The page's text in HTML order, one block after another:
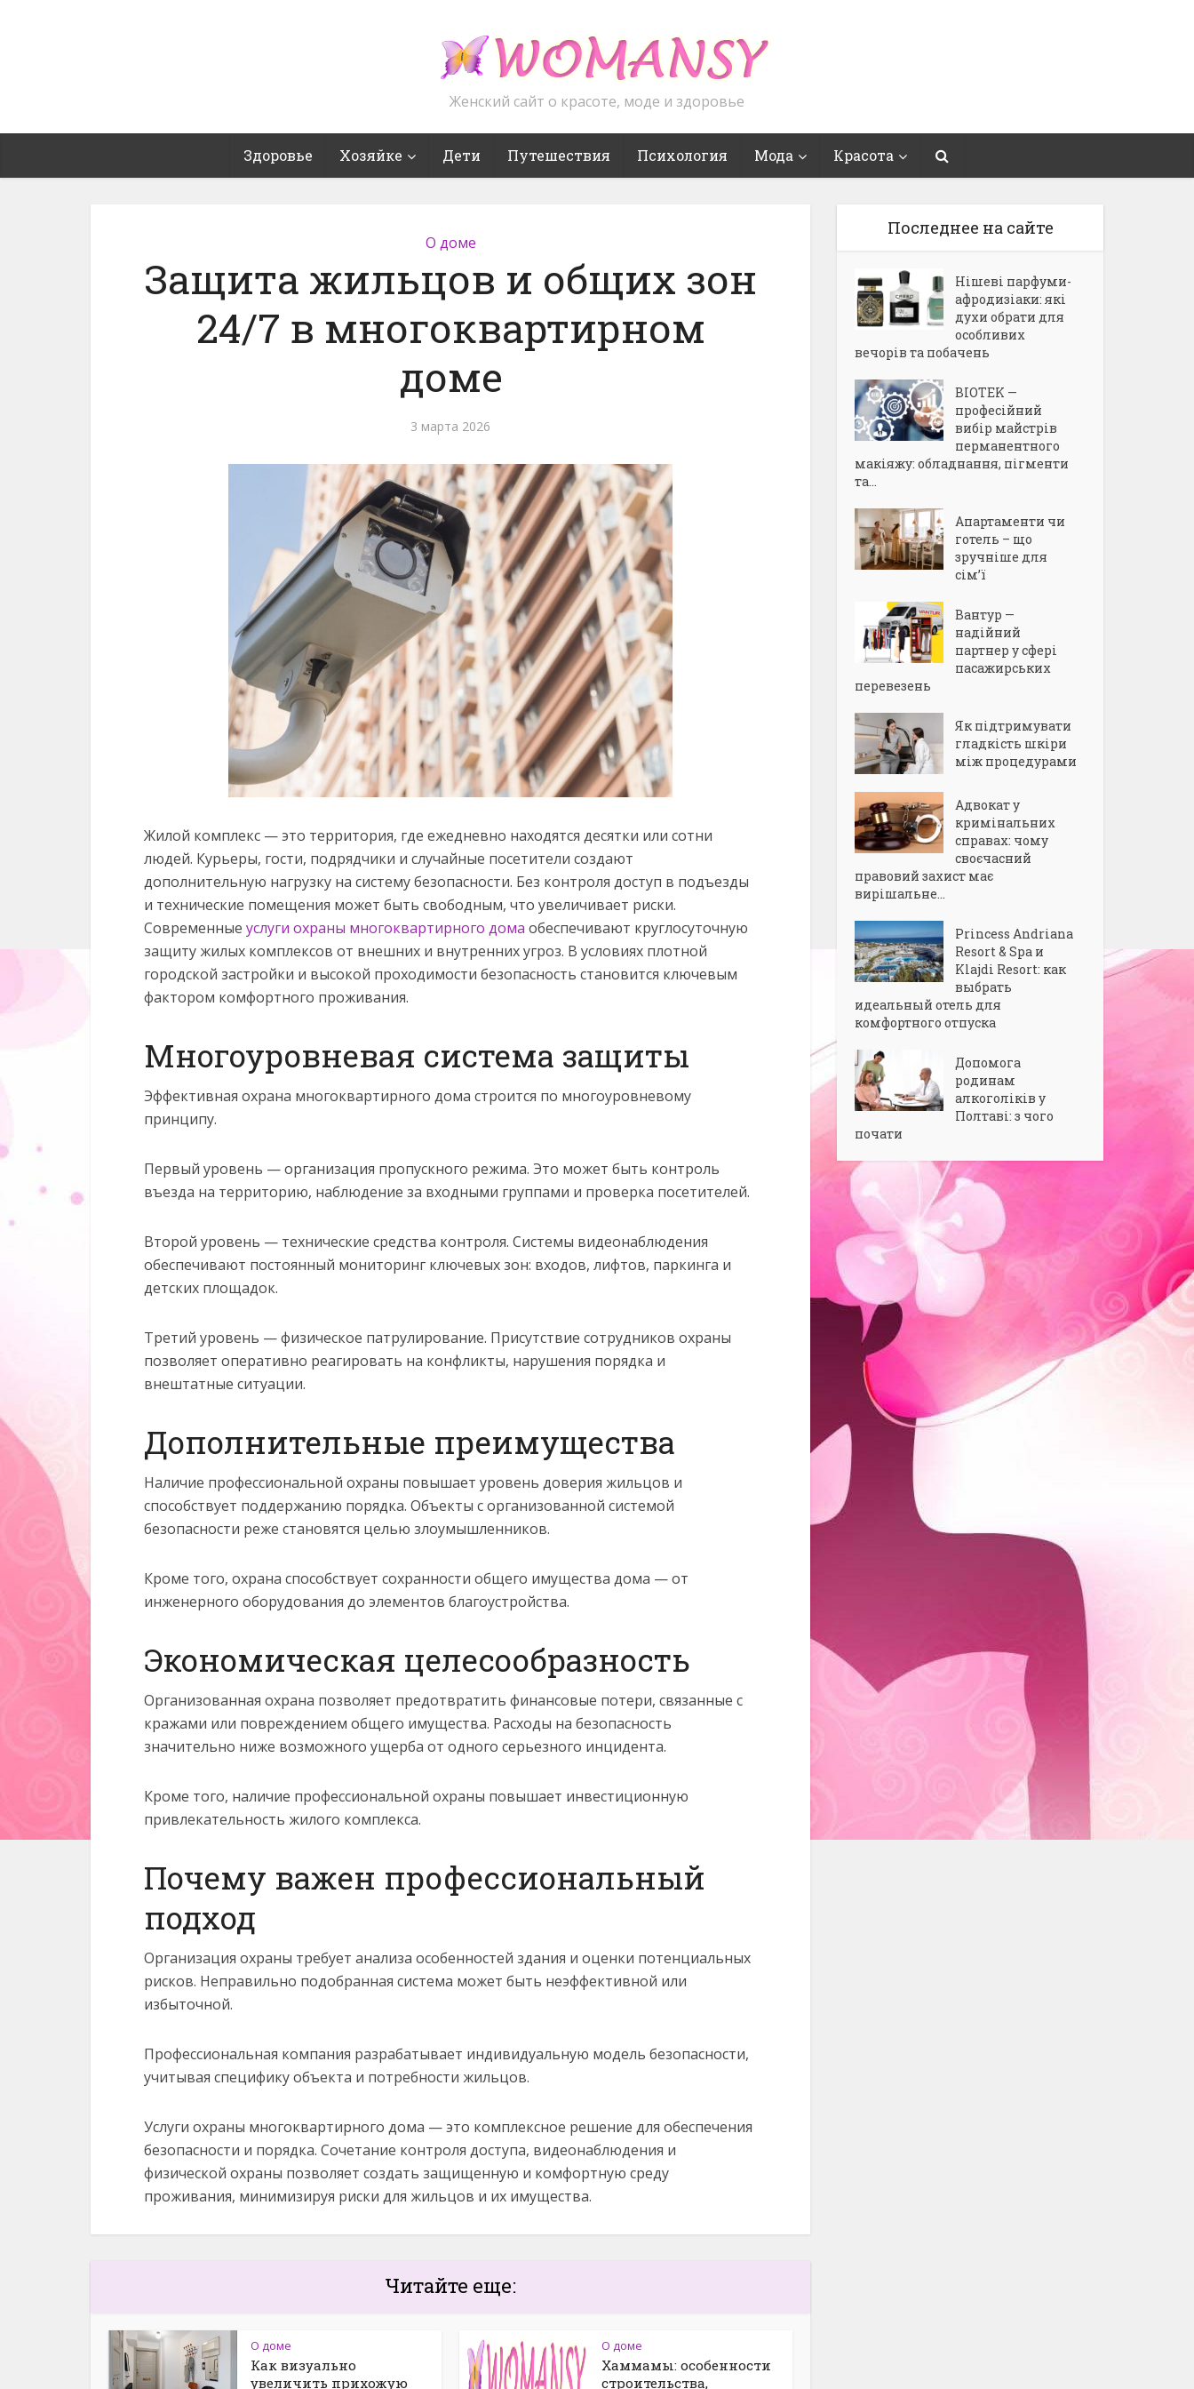
Женский сайт о красоте, моде и здоровье
Здоровье Хозяйке Дети Путешествия Психология Мода Красота
О доме
Защита жильцов и общих зон
24/7 в многоквартирном
доме
3 марта 2026
Жилой комплекс — это территория, где ежедневно находятся десятки или сотни
людей. Курьеры, гости, подрядчики и случайные посетители создают
дополнительную нагрузку на систему безопасности. Без контроля доступ в подъезды
и технические помещения может быть свободным, что увеличивает риски.
Современные услуги охраны многоквартирного дома обеспечивают круглосуточную
защиту жилых комплексов от внешних и внутренних угроз. В условиях плотной
городской застройки и высокой проходимости безопасность становится ключевым
фактором комфортного проживания.
Многоуровневая система защиты
Эффективная охрана многоквартирного дома строится по многоуровневому
принципу.
Первый уровень — организация пропускного режима. Это может быть контроль
въезда на территорию, наблюдение за входными группами и проверка посетителей.
Второй уровень — технические средства контроля. Системы видеонаблюдения
обеспечивают постоянный мониторинг ключевых зон: входов, лифтов, паркинга и
детских площадок.
Третий уровень — физическое патрулирование. Присутствие сотрудников охраны
позволяет оперативно реагировать на конфликты, нарушения порядка и
внештатные ситуации.
Дополнительные преимущества
Наличие профессиональной охраны повышает уровень доверия жильцов и
способствует поддержанию порядка. Объекты с организованной системой
безопасности реже становятся целью злоумышленников.
Кроме того, охрана способствует сохранности общего имущества дома — от
инженерного оборудования до элементов благоустройства.
Экономическая целесообразность
Организованная охрана позволяет предотвратить финансовые потери, связанные с
кражами или повреждением общего имущества. Расходы на безопасность
значительно ниже возможного ущерба от одного серьезного инцидента.
Кроме того, наличие профессиональной охраны повышает инвестиционную
привлекательность жилого комплекса.
Почему важен профессиональный
подход
Организация охраны требует анализа особенностей здания и оценки потенциальных
рисков. Неправильно подобранная система может быть неэффективной или
избыточной.
Профессиональная компания разрабатывает индивидуальную модель безопасности,
учитывая специфику объекта и потребности жильцов.
Услуги охраны многоквартирного дома — это комплексное решение для обеспечения
безопасности и порядка. Сочетание контроля доступа, видеонаблюдения и
физической охраны позволяет создать защищенную и комфортную среду
проживания, минимизируя риски для жильцов и их имущества.
Читайте еще:
О доме
Как визуально
увеличить прихожую
О доме
Хаммамы: особенности
строительства,
Последнее на сайте
Нішеві парфуми-
афродизіаки: які
духи обрати для
особливих
вечорів та побачень
BIOTEK —
професійний
вибір майстрів
перманентного
макіяжу: обладнання, пігменти
та...
Апартаменти чи
готель – що
зручніше для
сім’ї
Вантур —
надійний
партнер у сфері
пасажирських
перевезень
Як підтримувати
гладкість шкіри
між процедурами
Адвокат у
кримінальних
справах: чому
своєчасний
правовий захист має
вирішальне...
Princess Andriana
Resort & Spa и
Klajdi Resort: как
выбрать
идеальный отель для
комфортного отпуска
Допомога
родинам
алкоголіків у
Полтаві: з чого
почати